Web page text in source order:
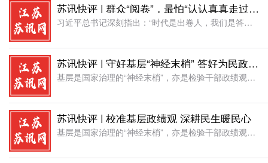
苏讯快评 | 群众“阅卷”，最怕“认认真真走过场”
习近平总书记深刻指出：“时代是出卷人，我们是答卷人，人民是阅卷人。”这一重要论断，为新时代党员干部树立了政绩评价的“金标准”。然而现实中，一些地方虽然嘴上喊着“请群众阅卷”，实际上却搞“定向出题”“标
苏讯快评 | 守好基层“神经末梢” 答好为民政绩答卷
基层是国家治理的“神经末梢”，亦是检验干部政绩观的核心阵地。习近平总书记强调，要把人民群众的小事当作我们的大事。对群众而言，家门口的路灯亮不亮、办事窗口的效率高不高，这些看似细碎的日常，恰是构成治理实
苏讯快评 | 校准基层政绩观 深耕民生暖民心
基层是国家治理的“神经末梢”，亦是检验干部政绩观的核心阵地。习近平总书记强调，要把人民群众的小事当作我们的大事。对群众而言，家门口的路灯亮不亮、办事窗口的效率高不高，这些看似细碎的日常，恰是构成治理实